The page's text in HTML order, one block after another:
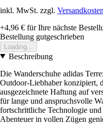
inkl. MwSt. zzgl. Versandkosten
+4,96 € für Ihre nächste
Bestellung gutgeschrieben
Loading...
Beschreibung
Die Wanderschuhe adidas
Outdoor-Liebhaber konzipiert,
ausgezeichnete Haftung auf
für lange und anspruchsvolle
fortschrittliche Technologie
Abenteuer in vollen Zügen